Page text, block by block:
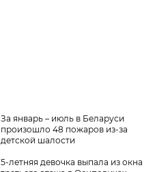
За январь – июль в Беларуси
произошло 48 пожаров из-за
детской шалости
5-летняя девочка выпала из окна